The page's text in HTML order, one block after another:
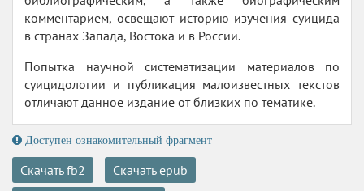
комментарием, освещают историю изучения суицида
в странах Запада, Востока и в России.
Попытка научной систематизации материалов по
суицидологии и публикация малоизвестных текстов
отличают данное издание от близких по тематике.
Доступен ознакомительный фрагмент
Скачать fb2
Скачать epub